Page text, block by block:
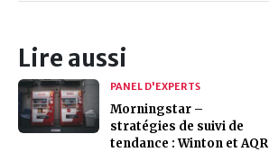
Lire aussi
PANEL D'EXPERTS
Morningstar –
stratégies de suivi de
tendance : Winton et AQR